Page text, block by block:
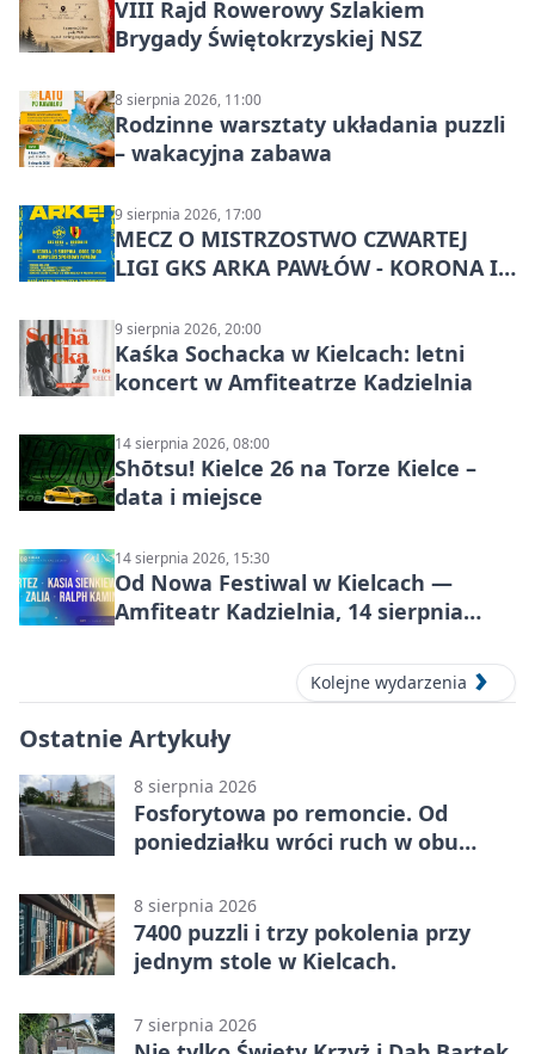
VIII Rajd Rowerowy Szlakiem
Brygady Świętokrzyskiej NSZ
8 sierpnia 2026, 11:00
Rodzinne warsztaty układania puzzli
– wakacyjna zabawa
9 sierpnia 2026, 17:00
MECZ O MISTRZOSTWO CZWARTEJ
LIGI GKS ARKA PAWŁÓW - KORONA III
9 sierpnia 2026, 20:00
Kaśka Sochacka w Kielcach: letni
koncert w Amfiteatrze Kadzielnia
14 sierpnia 2026, 08:00
Shōtsu! Kielce 26 na Torze Kielce –
data i miejsce
14 sierpnia 2026, 15:30
Od Nowa Festiwal w Kielcach —
Amfiteatr Kadzielnia, 14 sierpnia
Kolejne wydarzenia
Ostatnie Artykuły
8 sierpnia 2026
Fosforytowa po remoncie. Od
poniedziałku wróci ruch w obu
8 sierpnia 2026
7400 puzzli i trzy pokolenia przy
jednym stole w Kielcach.
7 sierpnia 2026